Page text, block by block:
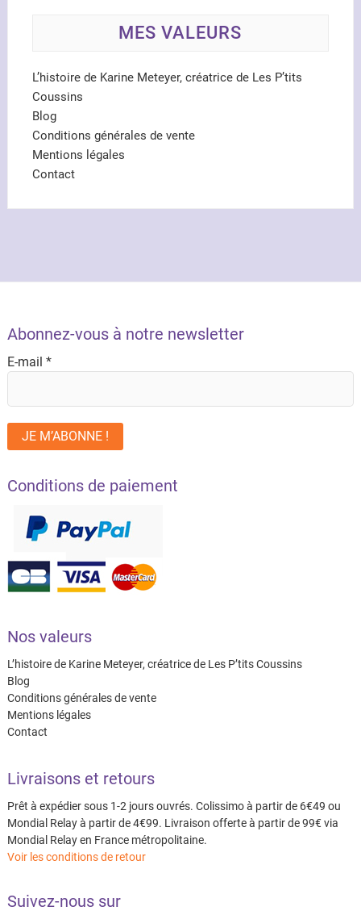
MES VALEURS
L’histoire de Karine Meteyer, créatrice de Les P’tits
Coussins
Blog
Conditions générales de vente
Mentions légales
Contact
Abonnez-vous à notre newsletter
E-mail *
Conditions de paiement
Nos valeurs
L’histoire de Karine Meteyer, créatrice de Les P’tits Coussins
Blog
Conditions générales de vente
Mentions légales
Contact
Livraisons et retours
Prêt à expédier sous 1-2 jours ouvrés. Colissimo à partir de 6€49 ou
Mondial Relay à partir de 4€99. Livraison offerte à partir de 99€ via
Mondial Relay en France métropolitaine.
Voir les conditions de retour
Suivez-nous sur